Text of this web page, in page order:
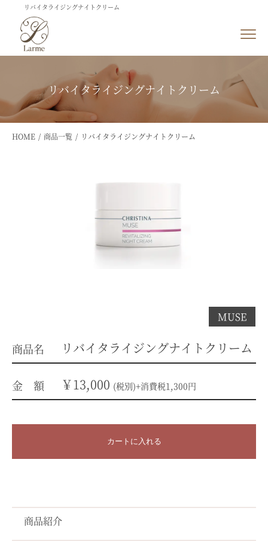
リバイタライジングナイトクリーム
リバイタライジングナイトクリーム
HOME 商品一覧 リバイタライジングナイトクリーム
MUSE
商品名 リバイタライジングナイトクリーム
金 額 ￥13,000 (税別)+消費税1,300円
カートに入れる
商品紹介